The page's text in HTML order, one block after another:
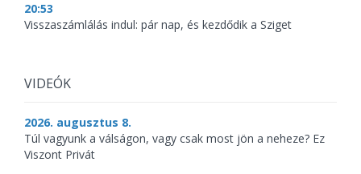
20:53
Visszaszámlálás indul: pár nap, és kezdődik a Sziget
VIDEÓK
2026. augusztus 8.
Túl vagyunk a válságon, vagy csak most jön a neheze? Ez
Viszont Privát